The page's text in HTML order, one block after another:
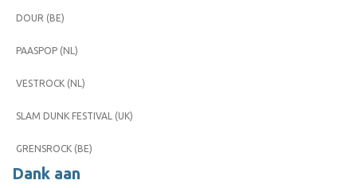
DOUR (BE)
PAASPOP (NL)
VESTROCK (NL)
SLAM DUNK FESTIVAL (UK)
GRENSROCK (BE)
Dank aan